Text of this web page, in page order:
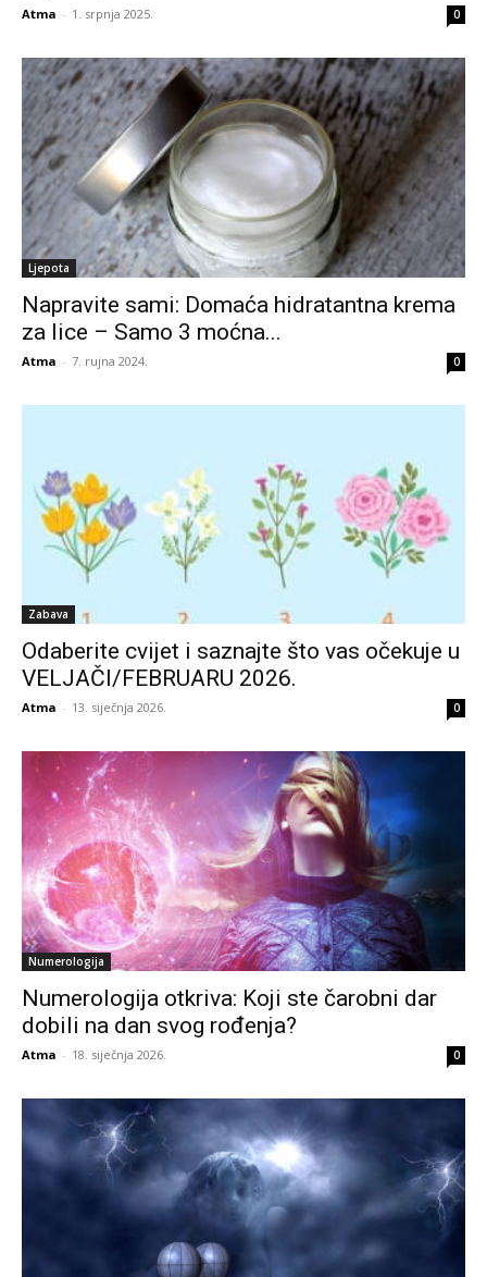
Atma - 1. srpnja 2025. 0
Ljepota
Napravite sami: Domaća hidratantna krema
za lice – Samo 3 moćna...
Atma - 7. rujna 2024. 0
Zabava
Odaberite cvijet i saznajte što vas očekuje u
VELJAČI/FEBRUARU 2026.
Atma - 13. siječnja 2026. 0
Numerologija
Numerologija otkriva: Koji ste čarobni dar
dobili na dan svog rođenja?
Atma - 18. siječnja 2026. 0